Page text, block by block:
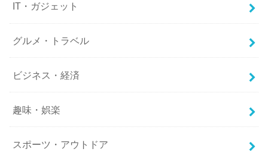
IT・ガジェット
グルメ・トラベル
ビジネス・経済
趣味・娯楽
スポーツ・アウトドア